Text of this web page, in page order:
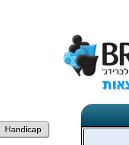
Handicap